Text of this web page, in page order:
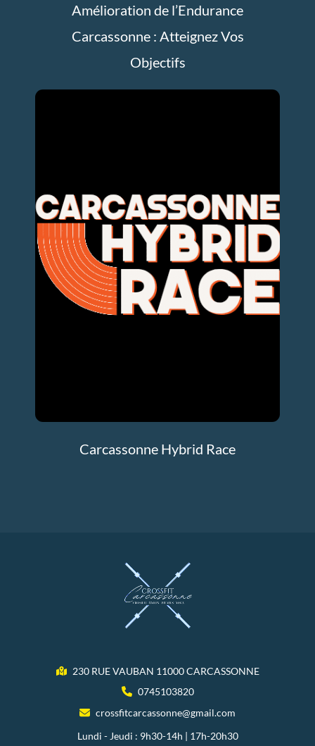
Amélioration de l’Endurance
Carcassonne : Atteignez Vos
Objectifs
Carcassonne Hybrid Race
230 RUE VAUBAN 11000 CARCASSONNE
0745103820
crossfitcarcassonne@gmail.com
Lundi - Jeudi : 9h30-14h | 17h-20h30